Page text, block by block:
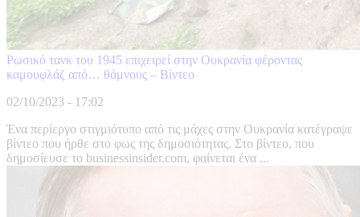
Ρωσικό τανκ του 1945 επιχειρεί στην Ουκρανία φέροντας
καμουφλάζ από… θάμνους – Βίντεο
02/10/2023 - 17:02
Ένα περίεργο στιγμιότυπο από τις μάχες στην Ουκρανία κατέγραψε
βίντεο που ήρθε στο φως της δημοσιότητας. Στο βίντεο, που
δημοσίευσε το businessinsider.com, φαίνεται ένα ...